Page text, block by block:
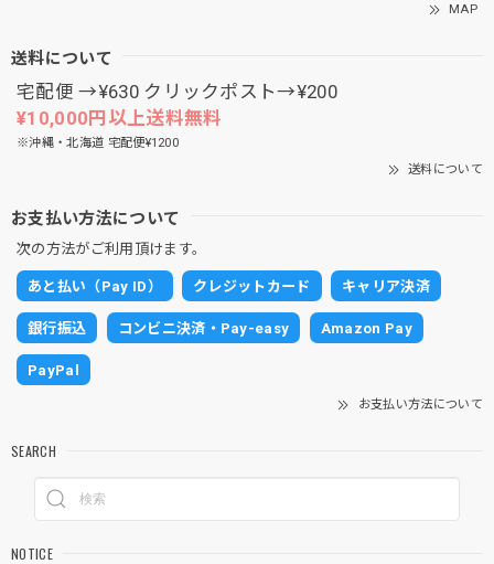
MAP
送料について
宅配便 →¥630 クリックポスト→¥200
¥10,000円以上送料無料
※沖縄・北海道 宅配便¥1200
送料について
お支払い方法について
次の方法がご利用頂けます。
あと払い（Pay ID） クレジットカード キャリア決済
銀行振込 コンビニ決済・Pay-easy Amazon Pay
PayPal
お支払い方法について
SEARCH
NOTICE